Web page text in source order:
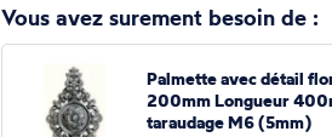
Vous avez surement besoin de :
Palmette avec détail
200mm Longueur
taraudage M6 (5mm)